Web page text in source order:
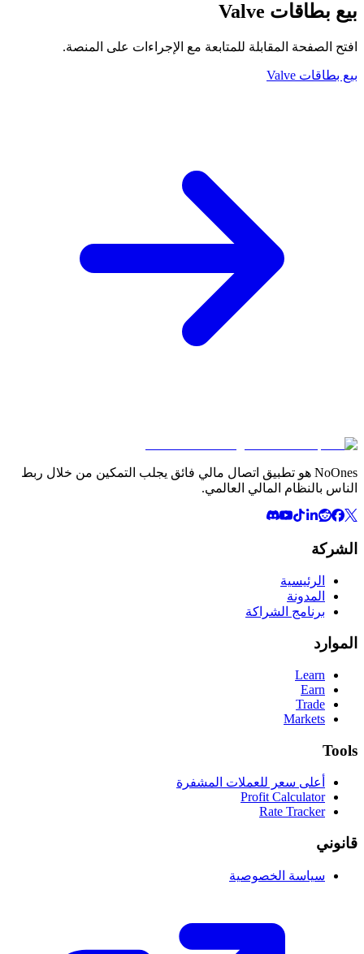
بيع بطاقات Valve
افتح الصفحة المقابلة للمتابعة مع الإجراءات على المنصة.
بيع بطاقات Valve
NoOnes هو تطبيق اتصال مالي فائق يجلب التمكين من خلال ربط
الناس بالنظام المالي العالمي.
الشركة
الرئيسية
المدونة
برنامج الشراكة
الموارد
Learn
Earn
Trade
Markets
Tools
أعلى سعر للعملات المشفرة
Profit Calculator
Rate Tracker
قانوني
سياسة الخصوصية